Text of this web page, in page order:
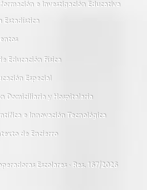
e Investigación Educativa
Estadística
Educación Física
Especial
Domiciliaria y Hospitalaria
e Innovación Tecnológica
de Encierro
Escolares · Res. 167/2026